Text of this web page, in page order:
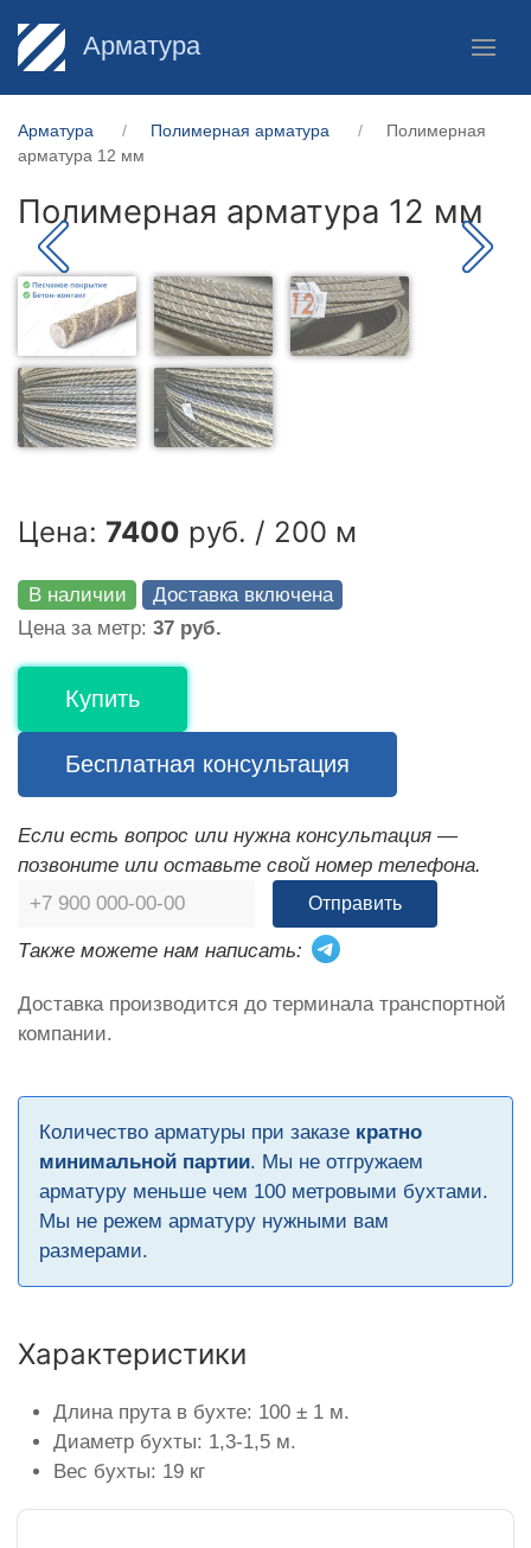
Арматура
Арматура Полимерная арматура
Полимерная
арматура 12 мм
Полимерная арматура 12 мм
Цена: 7400 руб. / 200 м
В наличии
Доставка включена
Цена за метр: 37 руб.
Купить
Бесплатная консультация
Если есть вопрос или нужна консультация —
позвоните или оставьте свой номер телефона.
Отправить
Также можете нам написать:
Доставка производится до терминала транспортной
компании.
Количество арматуры при заказе кратно
минимальной партии. Мы не отгружаем
арматуру меньше чем 100 метровыми бухтами.
Мы не режем арматуру нужными вам
размерами.
Характеристики
Длина прута в бухте: 100 ± 1 м.
Диаметр бухты: 1,3-1,5 м.
Вес бухты: 19 кг